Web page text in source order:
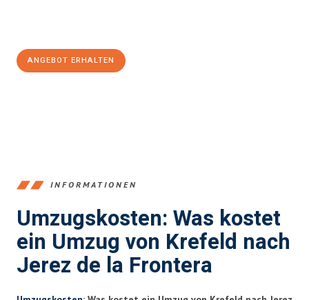
ANGEBOT ERHALTEN
INFORMATIONEN
Umzugskosten: Was kostet
ein Umzug von Krefeld nach
Jerez de la Frontera